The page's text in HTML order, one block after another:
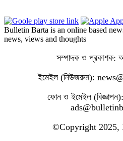
Bulletin Barta is an online based
news, views and thoughts
সম্পাদক ও প্রকাশক:
ইমেইল (নিউজরুম):
ফোন ও ইমেইল
©️Copyright 2025,